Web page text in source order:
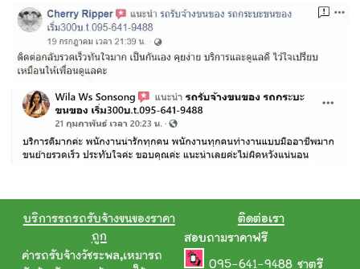
บริการรถรถรับจ้างขนของราคา
ถูก
ค่ารถรับจ้างวัชระพล,เหมารถ
ติดต่อเรา
สอบถามราคาฟรี
095-641-9488 ชาตรี